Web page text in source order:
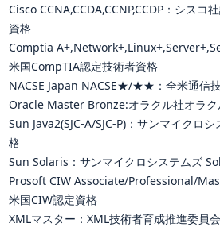
Cisco CCNA,CCDA,CCNP,CCDP：シスコ
資格
Comptia
米国CompTIA認定技術者資格
NACSE Japan NACSE★/★★：全米通信
Oracle Master Bronze:オラクル社オラク
Sun Java2(SJC-A/SJC-P)：サンマイクロ
格
Sun Solaris：サンマイクロシステムズ
Prosoft CIW Associate/Professional/
米国CIW認定資格
XMLマスター：XML技術者育成推進委員